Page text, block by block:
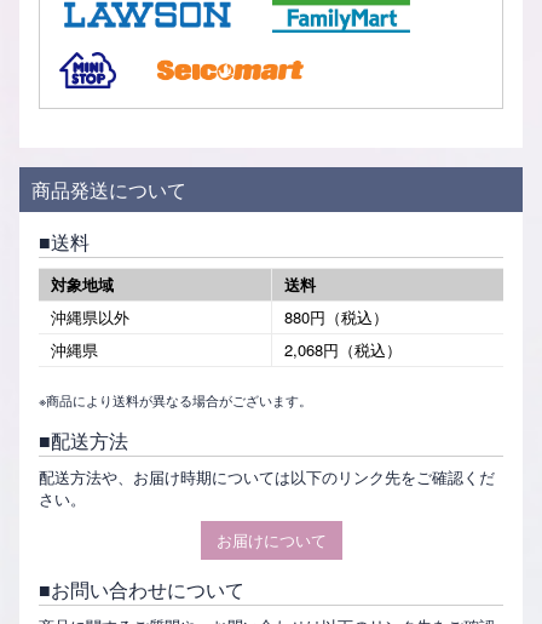
商品発送について
送料
対象地域
送料
沖縄県以外
880円（税込）
沖縄県
2,068円（税込）
※商品により送料が異なる場合がございます。
配送方法
配送方法や、お届け時期については以下のリンク先をご確認くだ
さい。
お届けについて
お問い合わせについて